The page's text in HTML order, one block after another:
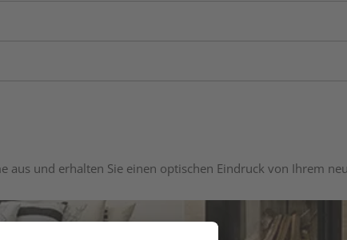
aus und erhalten Sie einen optischen Eindruck von Ihrem